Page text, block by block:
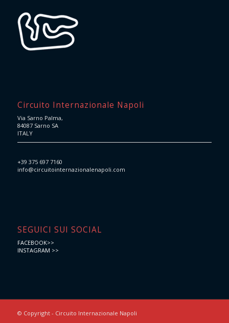
Circuito Internazionale Napoli
Via Sarno Palma,
84087 Sarno SA
ITALY
+39 375 697 7160
info@circuitointernazionalenapoli.com
SEGUICI SUI SOCIAL
FACEBOOK>>
INSTAGRAM >>
© Copyright - Circuito Internazionale Napoli